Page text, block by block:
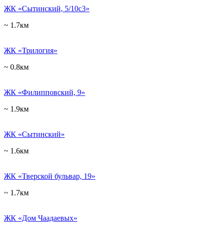
ЖК «Сытинский, 5/10с3»
~ 1.7км
ЖК «Трилогия»
~ 0.8км
ЖК «Филипповский, 9»
~ 1.9км
ЖК «Сытинский»
~ 1.6км
ЖК «Тверской бульвар, 19»
~ 1.7км
ЖК «Дом Чаадаевых»